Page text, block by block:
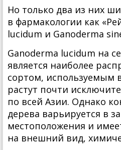
Но только два из них
в фармакологии как
lucidum и Ganoderma
Ganoderma lucidum на
является наиболее
сортом, используемым
растут почти
по всей Азии. Однако
дерева варьируется в
местоположения и
на внешний вид,